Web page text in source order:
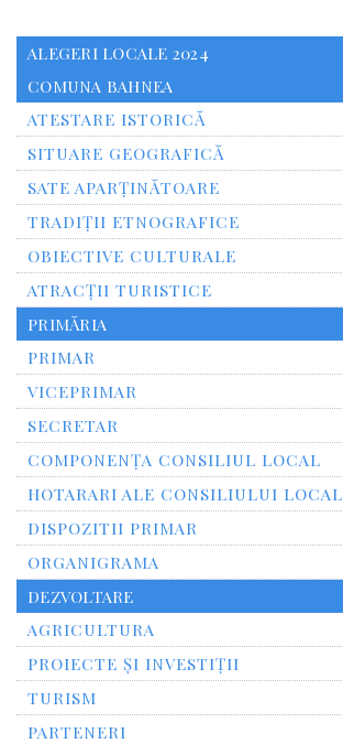
ALEGERI LOCALE 2024
COMUNA BAHNEA
ATESTARE ISTORICĂ
SITUARE GEOGRAFICĂ
SATE APARȚINĂTOARE
TRADIȚII ETNOGRAFICE
OBIECTIVE CULTURALE
ATRACȚII TURISTICE
PRIMĂRIA
PRIMAR
VICEPRIMAR
SECRETAR
COMPONENȚA CONSILIUL LOCAL
HOTARARI ALE CONSILIULUI LOCAL
DISPOZITII PRIMAR
ORGANIGRAMA
DEZVOLTARE
AGRICULTURA
PROIECTE ȘI INVESTIȚII
TURISM
PARTENERI